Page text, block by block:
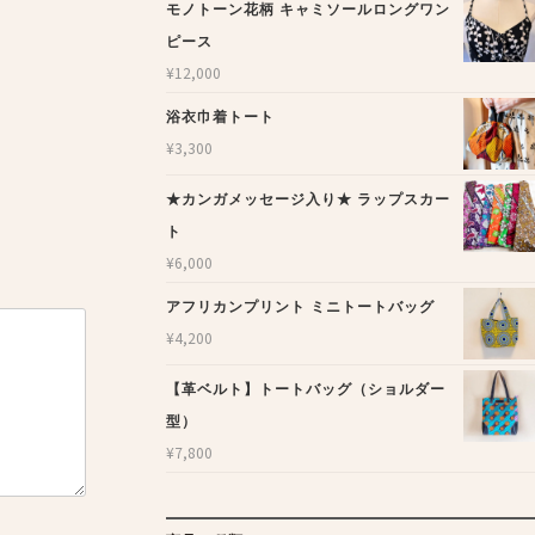
モノトーン花柄 キャミソールロングワン
ピース
¥12,000
浴衣巾着トート
¥3,300
★カンガメッセージ入り★ ラップスカー
ト
¥6,000
アフリカンプリント ミニトートバッグ
¥4,200
【革ベルト】トートバッグ（ショルダー
型）
¥7,800